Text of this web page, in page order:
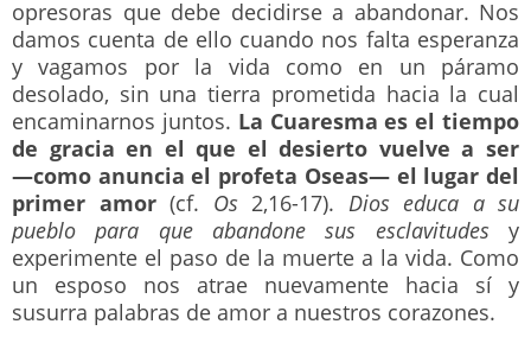
opresoras que debe decidirse a abandonar. Nos
damos cuenta de ello cuando nos falta esperanza
y vagamos por la vida como en un páramo
desolado, sin una tierra prometida hacia la cual
encaminarnos juntos. La Cuaresma es el tiempo
de gracia en el que el desierto vuelve a ser
―como anuncia el profeta Oseas― el lugar del
primer amor(cf. Os 2,16-17). Dios educa a su
pueblo para que abandone sus esclavitudes y
experimente el paso de la muerte a la vida. Como
un esposo nos atrae nuevamente hacia sí y
susurra palabras de amor a nuestros corazones.